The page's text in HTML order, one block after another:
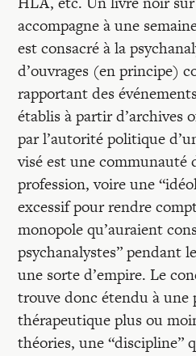
Entretiens
Revues
Colloque
Mon panier
Mon compte
accompagne à une
est consacré à la
d’ouvrages (en principe)
rapportant des
établis à partir d’archives
par l’autorité politique
visé est une communauté
profession, voire une
excessif pour rendre
monopole qu’auraient
psychanalystes” pendant
une sorte d’empire. Le
trouve donc étendu à une
thérapeutique plus ou
théories, une “discipline”